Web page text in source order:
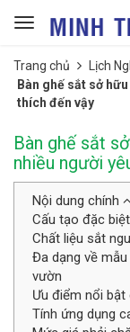
Toggle
Trang chủ
Lịch
Bàn ghế sắt sở
thích đến vậy
Bàn ghế sắt
nhiều người
Nội dung chính
Cấu tạo đặc
Chất liệu sắt
Đa dạng về
vườn
Ưu điểm nổi
Tính ứng dụng